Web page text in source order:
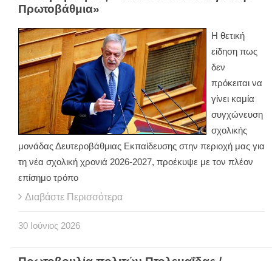
Πρωτοβάθμια»
Η θετική
είδηση πως
δεν
πρόκειται να
γίνει καμία
συγχώνευση
σχολικής
μονάδας Δευτεροβάθμιας Εκπαίδευσης στην περιοχή μας για
τη νέα σχολική χρονιά 2026-2027, προέκυψε με τον πλέον
επίσημο τρόπο
Διαβάστε Περισσότερα
30 Ιούνιος 2026